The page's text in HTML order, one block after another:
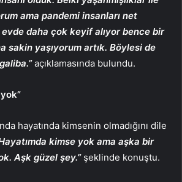
ama pandemi insanları net
daha çok keyif alıyor bence bir
sakin yaşıyorum artık. Böylesi de
açıklamasında bulundu.
hayatında kimsenin olmadığını dile
kimse yok ama aşka bir
Aşk güzel şey.”şeklinde konuştu.